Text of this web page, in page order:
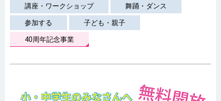
講座・ワークショップ 舞踊・ダンス
参加する 子ども・親子
40周年記念事業